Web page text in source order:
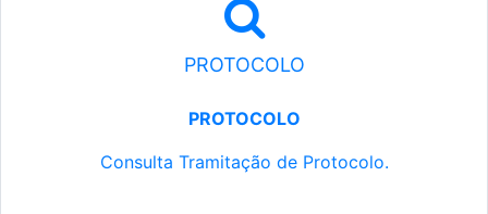
PROTOCOLO
PROTOCOLO
Consulta Tramitação de Protocolo.